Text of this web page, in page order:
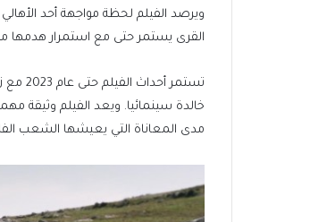
ويرصد الفيلم لحظة مواجهة أحد الأهالي
القرى يستمر حتى مع استمرار هدمها
خالدة سينمائيا. ويعد الفيلم وثيقة
مدى المعاناة التي يعيشها الشعب